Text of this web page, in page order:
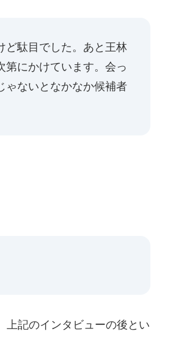
ど駄目でした。あと王林
第にかけています。会っ
ゃないとなかなか候補者
記のインタビューの後とい